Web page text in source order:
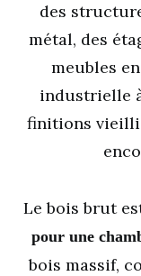
des
métal, des
meubles
industrielle
finitions
Le bois brut
pour une
bois massif,